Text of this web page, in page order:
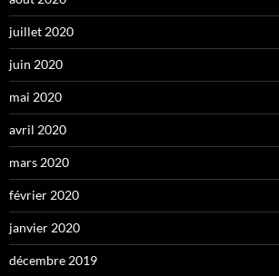
juillet 2020
juin 2020
mai 2020
avril 2020
mars 2020
février 2020
janvier 2020
décembre 2019